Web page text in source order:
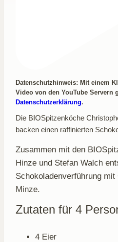
Datenschutzhinweis: Mit einem
Video von den YouTube Servern
Datenschutzerklärung.
Die BIOSpitzenköche
backen einen raffinierten
Zusammen mit den
Hinze und Stefan Walch
Schokoladenverführung mit
Minze.
Zutaten für 4
4 Eier